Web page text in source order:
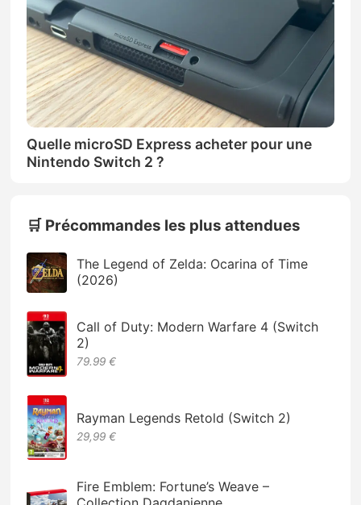
Quelle microSD Express acheter pour une
Nintendo Switch 2 ?
🛒 Précommandes les plus attendues
The Legend of Zelda: Ocarina of Time
(2026)
Call of Duty: Modern Warfare 4 (Switch
2)
79.99 €
Rayman Legends Retold (Switch 2)
29,99 €
Fire Emblem: Fortune’s Weave –